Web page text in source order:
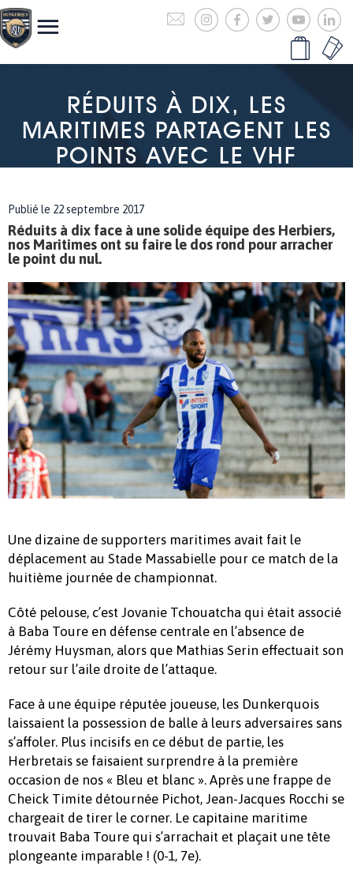
RÉDUITS À DIX, LES
MARITIMES PARTAGENT LES
POINTS AVEC LE VHF
Publié le 22 septembre 2017
Réduits à dix face à une solide équipe des Herbiers,
nos Maritimes ont su faire le dos rond pour arracher
le point du nul.
Une dizaine de supporters maritimes avait fait le
déplacement au Stade Massabielle pour ce match de la
huitième journée de championnat.
Côté pelouse, c’est Jovanie Tchouatcha qui était associé
à Baba Toure en défense centrale en l’absence de
Jérémy Huysman, alors que Mathias Serin effectuait son
retour sur l’aile droite de l’attaque.
Face à une équipe réputée joueuse, les Dunkerquois
laissaient la possession de balle à leurs adversaires sans
s’affoler. Plus incisifs en ce début de partie, les
Herbretais se faisaient surprendre à la première
occasion de nos « Bleu et blanc ». Après une frappe de
Cheick Timite détournée Pichot, Jean-Jacques Rocchi se
chargeait de tirer le corner. Le capitaine maritime
trouvait Baba Toure qui s’arrachait et plaçait une tête
plongeante imparable ! (0-1, 7e).